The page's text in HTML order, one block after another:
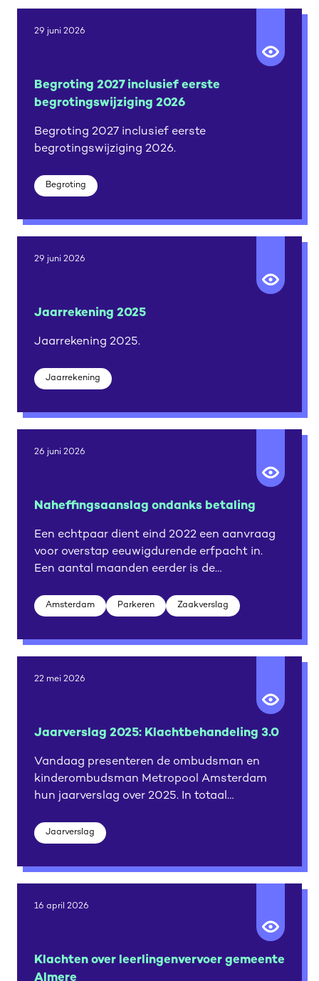
samenwerking met andere partijen vragen
29 juni 2026
Begroting 2027 inclusief eerste
begrotingswijziging 2026
Begroting 2027 inclusief eerste
begrotingswijziging 2026.
Begroting
29 juni 2026
Jaarrekening 2025
Jaarrekening 2025.
Jaarrekening
26 juni 2026
Naheffingsaanslag ondanks betaling
Een echtpaar dient eind 2022 een aanvraag
voor overstap eeuwigdurende erfpacht in.
Een aantal maanden eerder is de
Amsterdam Parkeren Zaakverslag
22 mei 2026
Jaarverslag 2025: Klachtbehandeling 3.0
Vandaag presenteren de ombudsman en
kinderombudsman Metropool Amsterdam
hun jaarverslag over 2025. In totaal
meldingen en signalen.
Jaarverslag
16 april 2026
Klachten over leerlingenvervoer gemeente
Almere